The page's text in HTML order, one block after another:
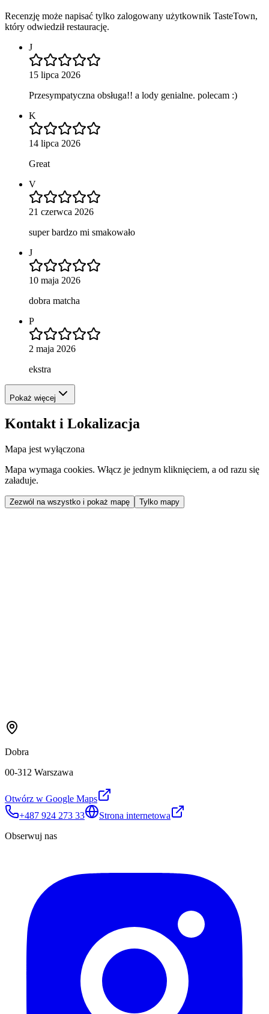
Recenzję może napisać tylko zalogowany użytkownik TasteTown,
który odwiedził restaurację.
J
15 lipca 2026
Przesympatyczna obsługa!! a lody genialne. polecam :)
K
14 lipca 2026
Great
V
21 czerwca 2026
super bardzo mi smakowało
J
10 maja 2026
dobra matcha
P
2 maja 2026
ekstra
Pokaż więcej
Kontakt i Lokalizacja
Mapa jest wyłączona
Mapa wymaga cookies. Włącz je jednym kliknięciem, a od razu się
załaduje.
Zezwól na wszystko i pokaż mapę Tylko mapy
Dobra
00-312 Warszawa
Otwórz w Google Maps
+487 924 273 33
Strona internetowa
Obserwuj nas